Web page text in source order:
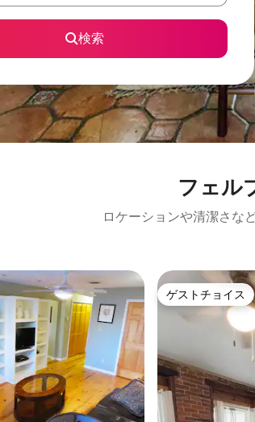
検索
フェル
ロケーションや清潔さな
ゲストチョイス
ゲストチョイス